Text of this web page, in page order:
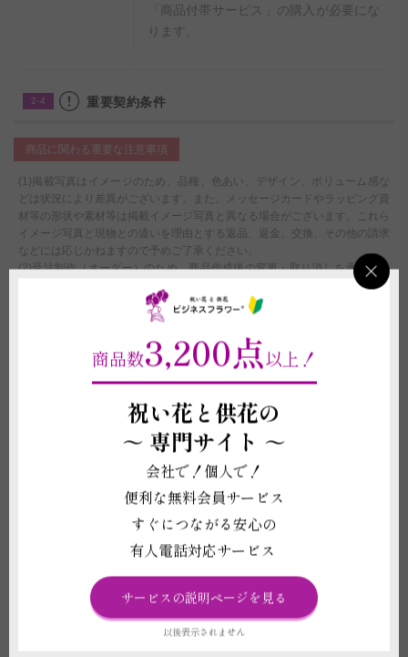
「商品付帯サービス」の購入が必要にな
ります。
2-4 重要契約条件
商品に関わる重要な注意事項
(1)掲載写真はイメージのため、品種、色あい、デザイン、ボリューム感な
どは状況により差異がございます。また、メッセージカードやラッピング資
材等の形状や素材等は掲載イメージ写真と異なる場合がございます。これら
イメージ写真と現物との違いを理由とする返品、返金、交換、その他の請求
などには応じかねますので予めご了承ください。
(2)受注制作（オーダー）のため、商品作成後の変更・取り消しを承ること
ができません。制作開始後に、万が一ご注文をお取り消しされた場合も代金
はご注文者様に全額負担いただきます。
(1)北海道・沖縄へのお届けは別途1,000円（税別）の追加送料オプションの
付帯購入が必要になります。お買い物カート内ご注文情報入力ページの＜商
品付帯サービス＞にて、追加送料オプションのご購入をお願いいたします。
購入をお忘れになれれた場合は、当店にて請求金額の追加変更をさせていた
(2)平日15:00以降、土曜日12:00以降、及び営業時間外または休業日にいた
だいたご注文につきましては、翌営業日をもってご注文を承諾したものとさ
(3)ライブや式典、結婚式などイベント会場へお届けする場合、お届け先側
で搬入日時を指定されている場合は、配達時間のご選択にかかわらず、先方
の指示に従い配送いたします。なお、先方の指定時間での対応が難しい場合
は、商品変更等や配送日時変更をご相談することや、ご注文をお断りさせて
いただくことがございます。
(4)注文フォームでお届け時間帯のご指定いただいたとしても、運送会社の
規定に伴い、確約はできません。あくまでご希望として承りますので、予め
商品数3,200点以上！
祝い花と供花の
～ 専門サイト ～
会社で！個人で！
便利な無料会員サービス
すぐにつながる安心の
有人電話対応サービス
サービスの説明ページを見る
以後表示されません